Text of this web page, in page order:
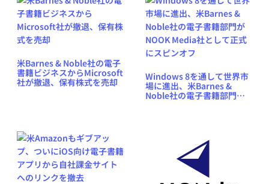
米Barnes & Noble社の電子
書籍ビジネスからMicrosoft
社が撤退、保有株式を売却
Windows 8を通して世界市
場に進出、米Barnes &
Noble社の電子書籍部門が